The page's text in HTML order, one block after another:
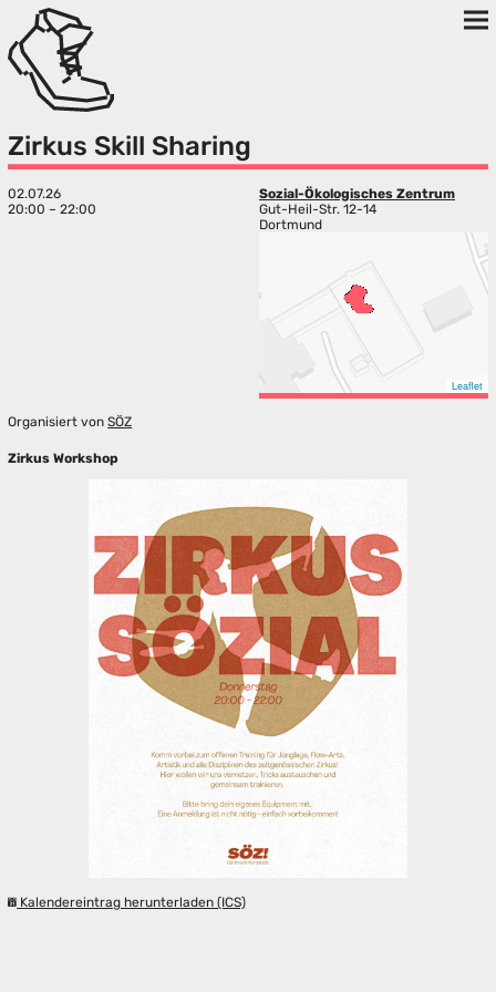
Zirkus Skill Sharing
02.07.26
20:00 – 22:00
Sozial-Ökologisches Zentrum
Gut-Heil-Str. 12-14
Dortmund
Leaflet
Organisiert vonSÖZ
Zirkus Workshop
Kalendereintrag herunterladen (ICS)